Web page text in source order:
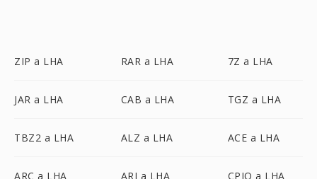
ZIP a LHA RAR a LHA 7Z a LHA
JAR a LHA CAB a LHA TGZ a LHA
TBZ2 a LHA ALZ a LHA ACE a LHA
ARC a LHA ARJ a LHA CPIO a LHA